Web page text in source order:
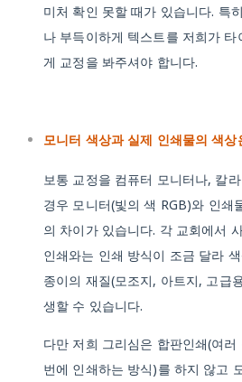
미처 확인 못할 때가 있습니다. 특
나 부득이하게 텍스트를 저희가
게 교정을 봐주셔야 합니다.
모니터 색상과 실제 인쇄물의 색
보통 교정을 컴퓨터 모니터나, 칼
경우 모니터(빛의 색 RGB)와 인쇄
의 차이가 있습니다. 각 교회에서
인쇄와는 인쇄 방식이 조금 달라
종이의 재질(모조지, 아트지, 고급
생할 수 있습니다.
다만 저희 그리심은 합판인쇄(여
번에 인쇄하는 방식)를 하지 않고